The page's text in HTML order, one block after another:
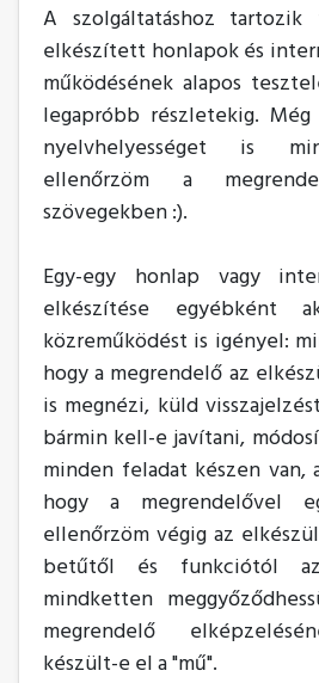
A szolgáltatáshoz tartozik
elkészített honlapok és
működésének alapos
legapróbb részletekig.
nyelvhelyességet is
ellenőrzöm a
szövegekben :).
Egy-egy honlap vagy
elkészítése egyébként
közreműködést is igényel:
hogy a megrendelő az
is megnézi, küld
bármin kell-e javítani,
minden feladat készen van,
hogy a megrendelővel
ellenőrzöm végig az
betűtől és funkciótól
mindketten
megrendelő
készült-e el a "mű".